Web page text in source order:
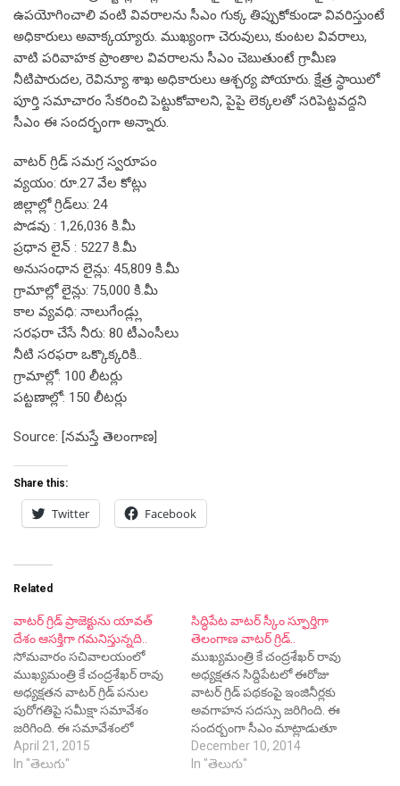
ఉపయోగించాలి వంటి వివరాలను సీఎం గుక్క తిప్పుకోకుండా వివరిస్తుంటే
అధికారులు అవాక్కయ్యారు. ముఖ్యంగా చెరువులు, కుంటల వివరాలు,
వాటి పరివాహక ప్రాంతాల వివరాలను సీఎం చెబుతుంటే గ్రామీణ
నీటిపారుదల, రెవిన్యూ శాఖ అధికారులు ఆశ్చర్య పోయారు. క్షేత్ర స్థాయిలో
పూర్తి సమాచారం సేకరించి పెట్టుకోవాలని, పైపై లెక్కలతో సరిపెట్టవద్దని
సీఎం ఈ సందర్భంగా అన్నారు.
వాటర్ గ్రిడ్ సమగ్ర స్వరూపం
వ్యయం: రూ.27 వేల కోట్లు
జిల్లాల్లో గ్రిడ్‌లు: 24
పొడవు : 1,26,036 కి.మీ
ప్రధాన లైన్ : 5227 కి.మీ
అనుసంధాన లైన్లు: 45,809 కి.మీ
గ్రామాల్లో లైన్లు: 75,000 కి.మీ
కాల వ్యవధి: నాలుగేండ్ల్లు
సరఫరా చేసే నీరు: 80 టీఎంసీలు
నీటి సరఫరా ఒక్కొక్కరికి..
గ్రామాల్లో: 100 లీటర్లు
పట్టణాల్లో: 150 లీటర్లు
Source: [నమస్తే తెలంగాణ]
Share this:
Twitter Facebook
Related
వాటర్ గ్రిడ్ ప్రాజెక్టును యావత్
దేశం ఆసక్తిగా గమనిస్తున్నది..
సోమవారం సచివాలయంలో
ముఖ్యమంత్రి కే చంద్రశేఖర్ రావు
అధ్యక్షతన వాటర్ గ్రిడ్ పనుల
పురోగతిపై సమీక్షా సమావేశం
జరిగింది. ఈ సమావేశంలో
పంచాయితీ రాజ్ శాఖామంత్రి
కేటీఆర్, ప్రభుత్వ ప్రధాన కార్యదర్శి
April 21, 2015
In "తెలుగు"
సిద్ధిపేట వాటర్ స్కీం స్ఫూర్తిగా
తెలంగాణ వాటర్ గ్రిడ్..
ముఖ్యమంత్రి కే చంద్రశేఖర్ రావు
అధ్యక్షతన సిద్దిపేటలో ఈరోజు
వాటర్ గ్రిడ్ పథకంపై ఇంజినీర్లకు
అవగాహన సదస్సు జరిగింది. ఈ
సందర్భంగా సీఎం మాట్లాడుతూ
సిద్ధిపేట వాటర్ గ్రిడ్ పథకాన్ని 90
శాతం తానే డిజైన్ చేశానని, 10
December 10, 2014
In "తెలుగు"